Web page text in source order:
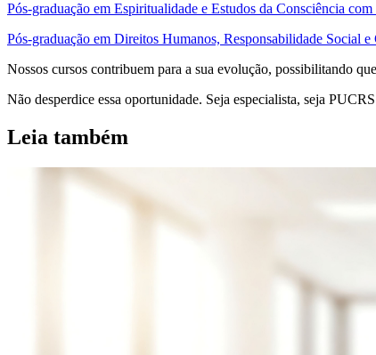
Pós-graduação em Espiritualidade e Estudos da Consciência
Pós-graduação em Direitos Humanos, Responsabilidade
Nossos cursos contribuem para a sua evolução, possibilitando
Não desperdice essa oportunidade. Seja especialista, seja
Leia também